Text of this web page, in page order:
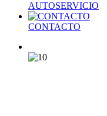
AUTOSERVICIO
CONTACTO